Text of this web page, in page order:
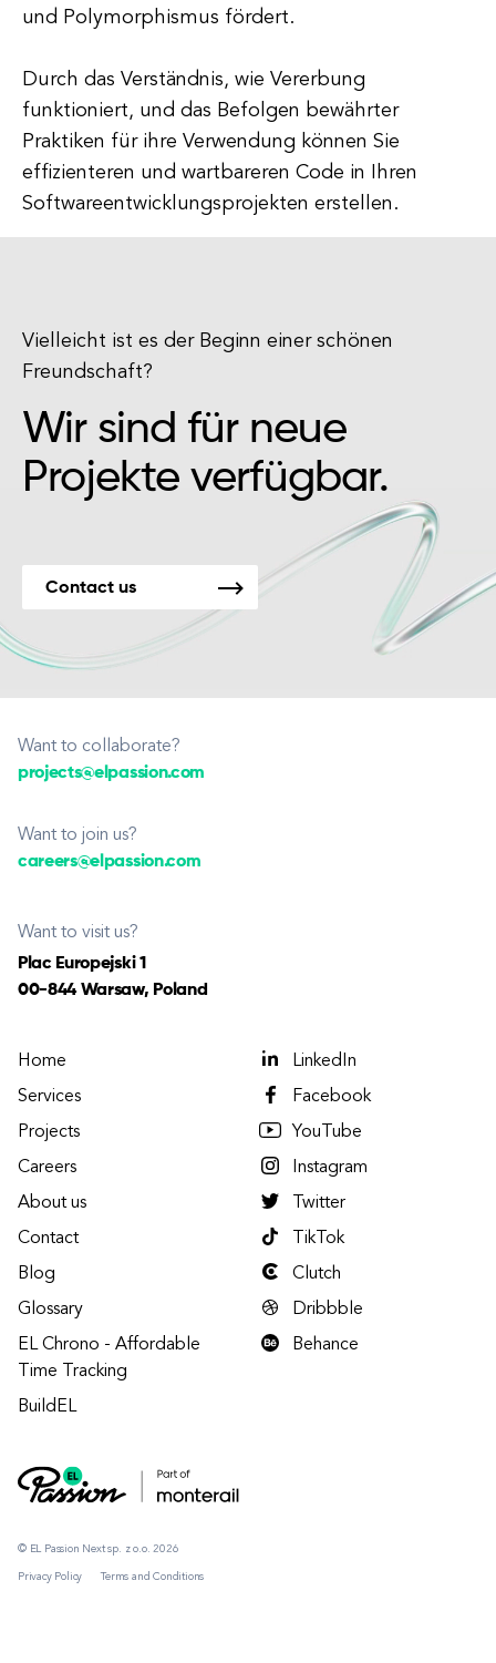
und Polymorphismus fördert.
Durch das Verständnis, wie Vererbung
funktioniert, und das Befolgen bewährter
Praktiken für ihre Verwendung können Sie
effizienteren und wartbareren Code in Ihren
Softwareentwicklungsprojekten erstellen.
Vielleicht ist es der Beginn einer schönen
Freundschaft?
Wir sind für neue
Projekte verfügbar.
Contact us
Want to collaborate?
projects@elpassion.com
Want to join us?
careers@elpassion.com
Want to visit us?
Plac Europejski 1
00-844 Warsaw, Poland
© EL Passion Next sp. z o.o. 2026
Privacy Policy Terms and Conditions
Home
Services
Projects
Careers
About us
Contact
Blog
Glossary
EL Chrono - Affordable
Time Tracking
BuildEL
LinkedIn
Facebook
YouTube
Instagram
Twitter
TikTok
Clutch
Dribbble
Behance